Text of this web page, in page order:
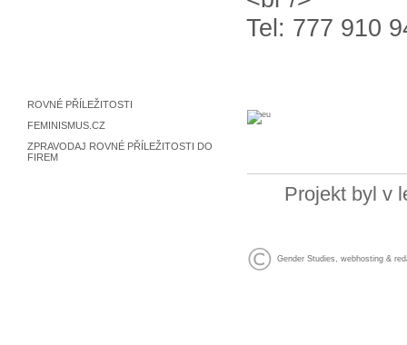
Tel: 777 910
ROVNÉ PŘÍLEŽITOSTI
FEMINISMUS.CZ
ZPRAVODAJ ROVNÉ PŘÍLEŽITOSTI DO
FIREM
Projekt byl v
Gender Studies, webhosting &